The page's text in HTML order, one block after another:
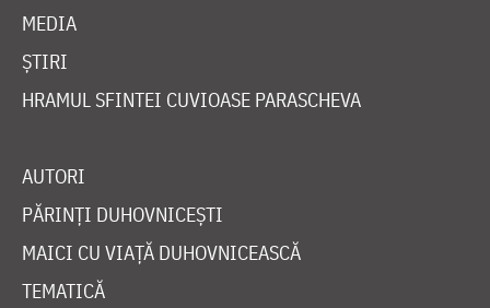
MEDIA
ȘTIRI
HRAMUL SFINTEI CUVIOASE PARASCHEVA
AUTORI
PĂRINȚI DUHOVNICEȘTI
MAICI CU VIAȚĂ DUHOVNICEASCĂ
TEMATICĂ